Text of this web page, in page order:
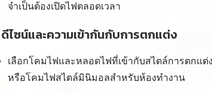
จำเป็นต้องเปิดไฟตลอดเวลา
ดีไซน์และความเข้ากันกับการตกแต่ง
เลือกโคมไฟและหลอดไฟที่เข้ากับสไตล์การตกแ
หรือโคมไฟสไตล์มินิมอลสำหรับห้องทำงาน